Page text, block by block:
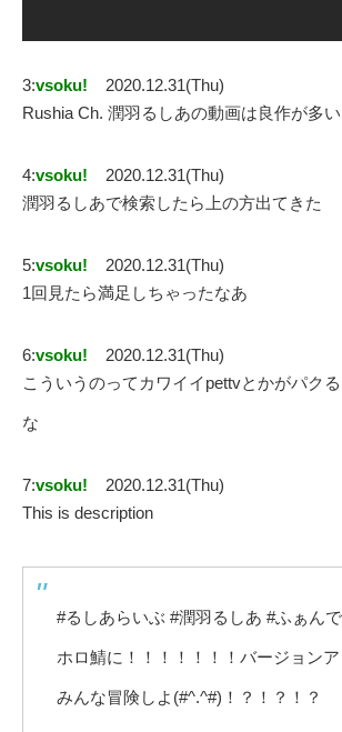
3:vsoku!
2020.12.31(Thu)
Rushia Ch. 潤羽るしあの動画は良作が多
4:vsoku!
2020.12.31(Thu)
潤羽るしあで検索したら上の方出てきた
5:vsoku!
2020.12.31(Thu)
1回見たら満足しちゃったなあ
6:vsoku!
2020.12.31(Thu)
こういうのってカワイイpettvとかがパク
な
7:vsoku!
2020.12.31(Thu)
This is description
#るしあらいぶ #潤羽るしあ #ふぁん
ホロ鯖に！！！！！！！バージョンア
みんな冒険しよ(#^.^#)！？！？！？